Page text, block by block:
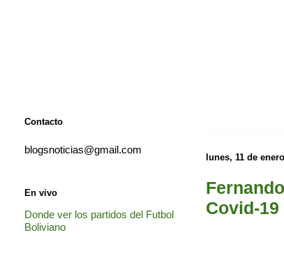
lunes, 11 de
Covid-19
Contacto
blogsnoticias@gmail.com
En vivo
Donde ver los partidos del Futbol
Boliviano